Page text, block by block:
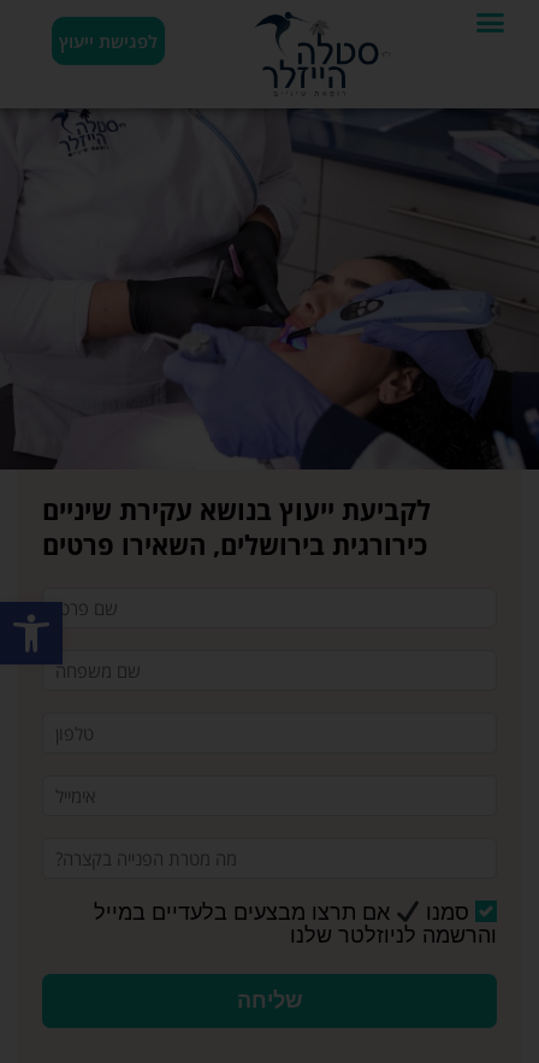
פתח
לפגישת ייעוץ
לקביעת ייעוץ בנושא עקירת שיניים
כירורגית בירושלים, השאירו פרטים
סמנו
אם תרצו מבצעים בלעדיים במייל
והרשמה לניוזלטר שלנו
שליחה